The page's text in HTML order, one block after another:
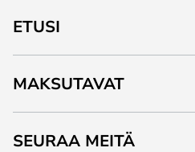
ETUSI
MAKSUTAVAT
SEURAA MEITÄ